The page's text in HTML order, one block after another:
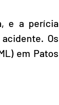
e a perícia
Os
em Patos